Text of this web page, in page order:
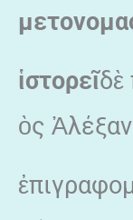
ἱστορεῖδὲ
ὸς